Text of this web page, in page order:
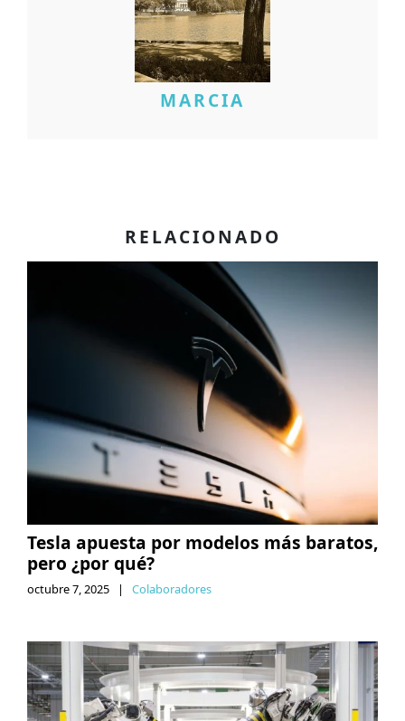
MARCIA
RELACIONADO
Tesla apuesta por modelos más baratos,
pero ¿por qué?
octubre 7, 2025 | Colaboradores